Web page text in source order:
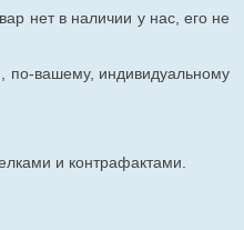
нет в наличии у нас, его не
по-вашему, индивидуальному
и контрафактами.